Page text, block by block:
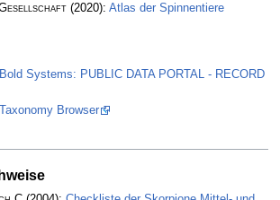
(2020): Atlas der Spinnentiere
Systems: PUBLIC DATA PORTAL - RECORD
Browser